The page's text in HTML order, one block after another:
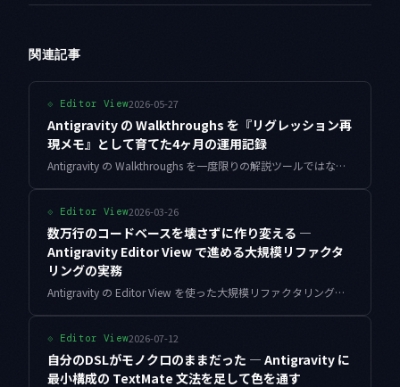
関連記事
⟐ Editor View2026-05-27
Antigravity の Walkthroughs を『リグレッション再
現メモ』として育てた4ヶ月の運用記録
Antigravity の Walkthroughs を一度限りの解説ツールではなく『リグレッション再現の永続メモ』として4ヶ月運用した記録です。重複バグ起票が6割減った具体運用と命名規則、Agent との連携設計を整理しました。
⟐ Editor View2026-03-26
数万行のコードベースを壊さずに作り変える —
Antigravity Editor View で進める大規模リファクタ
リングの実務
Antigravity の Editor View を使った大規模リファクタリングの実務を、依存関係分析・マルチファイル変換・段階移行・費用対効果の実測まで掘り下げて解説します。
⟐ Editor View2026-07-12
自分のDSLがモノクロのままだった — Antigravity に
最小構成の TextMate 文法を足して色を通す